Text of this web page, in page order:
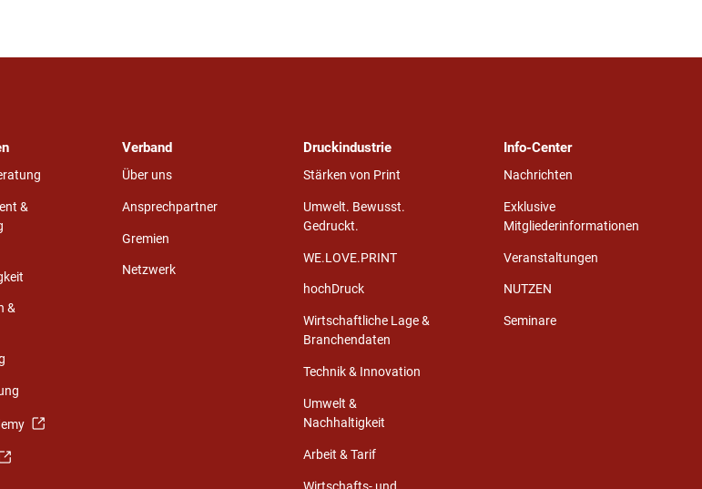
&
&
Verband
Über uns
Ansprechpartner
Gremien
Netzwerk
Druckindustrie
Stärken von Print
Umwelt. Bewusst.
Gedruckt.
WE.LOVE.PRINT
hochDruck
Wirtschaftliche Lage &
Branchendaten
Technik & Innovation
Umwelt &
Nachhaltigkeit
Arbeit & Tarif
Info-Center
Nachrichten
Exklusive
Mitgliederinformationen
Veranstaltungen
NUTZEN
Seminare